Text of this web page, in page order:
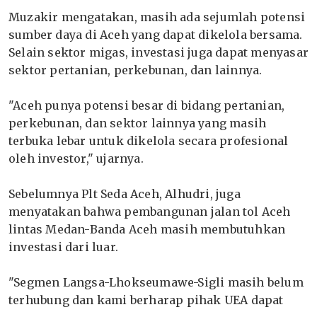
Muzakir mengatakan, masih ada sejumlah potensi
sumber daya di Aceh yang dapat dikelola bersama.
Selain sektor migas, investasi juga dapat menyasar
sektor pertanian, perkebunan, dan lainnya.
"Aceh punya potensi besar di bidang pertanian,
perkebunan, dan sektor lainnya yang masih
terbuka lebar untuk dikelola secara profesional
oleh investor," ujarnya.
Sebelumnya Plt Seda Aceh, Alhudri, juga
menyatakan bahwa pembangunan jalan tol Aceh
lintas Medan-Banda Aceh masih membutuhkan
investasi dari luar.
"Segmen Langsa-Lhokseumawe-Sigli masih belum
terhubung dan kami berharap pihak UEA dapat